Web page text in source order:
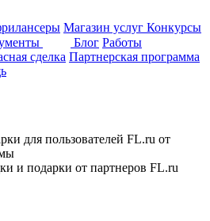
Магазин услуг Конкурсы
Блог Работы
сделка Партнерская программа
для пользователей FL.ru от
и подарки от партнеров FL.ru